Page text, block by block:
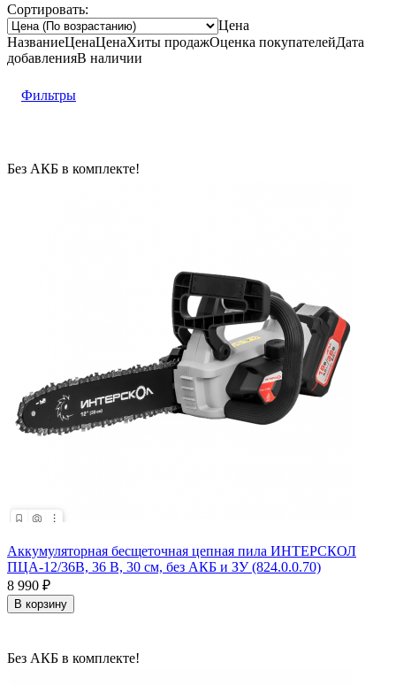
Сортировать:
Цена
НазваниеЦенаЦенаХиты продажОценка покупателейДата
добавленияВ наличии
Фильтры
Без АКБ в комплекте!
Аккумуляторная бесщеточная цепная пила ИНТЕРСКОЛ
ПЦА-12/36В, 36 В, 30 см, без АКБ и ЗУ (824.0.0.70)
8 990 ₽
В корзину
Без АКБ в комплекте!